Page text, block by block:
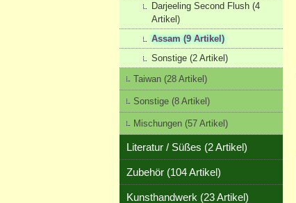
Darjeeling Second Flush (4
Artikel)
Assam (9 Artikel)
Sonstige (2 Artikel)
Taiwan (28 Artikel)
Sonstige (8 Artikel)
Mischungen (57 Artikel)
Literatur / Süßes (2 Artikel)
Zubehör (104 Artikel)
Kunsthandwerk (23 Artikel)